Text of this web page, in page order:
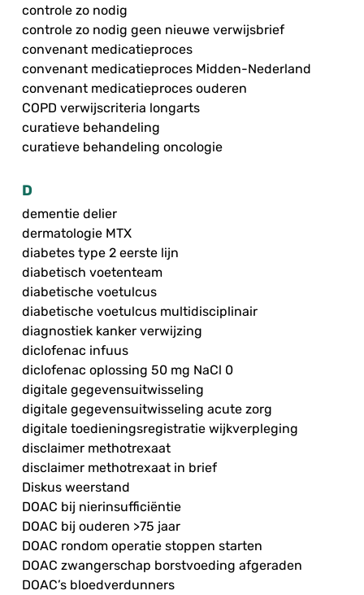
controle zo nodig
controle zo nodig geen nieuwe verwijsbrief
convenant medicatieproces
convenant medicatieproces Midden-Nederland
convenant medicatieproces ouderen
COPD verwijscriteria longarts
curatieve behandeling
curatieve behandeling oncologie
D
dementie delier
dermatologie MTX
diabetes type 2 eerste lijn
diabetisch voetenteam
diabetische voetulcus
diabetische voetulcus multidisciplinair
diagnostiek kanker verwijzing
diclofenac infuus
diclofenac oplossing 50 mg NaCl 0
digitale gegevensuitwisseling
digitale gegevensuitwisseling acute zorg
digitale toedieningsregistratie wijkverpleging
disclaimer methotrexaat
disclaimer methotrexaat in brief
Diskus weerstand
DOAC bij nierinsufficiëntie
DOAC bij ouderen >75 jaar
DOAC rondom operatie stoppen starten
DOAC zwangerschap borstvoeding afgeraden
DOAC’s bloedverdunners